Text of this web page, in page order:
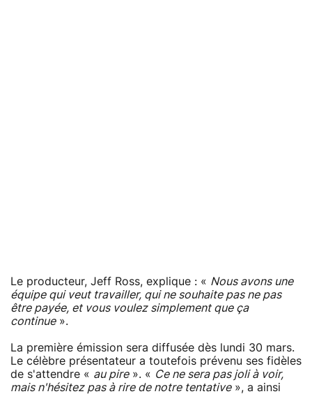
Le producteur, Jeff Ross, explique : « Nous avons une
équipe qui veut travailler, qui ne souhaite pas ne pas
être payée, et vous voulez simplement que ça
continue».
La première émission sera diffusée dès lundi 30 mars.
Le célèbre présentateur a toutefois prévenu ses fidèles
de s'attendre « au pire». « Ce ne sera pas joli à voir,
mais n'hésitez pas à rire de notre tentative», a ainsi